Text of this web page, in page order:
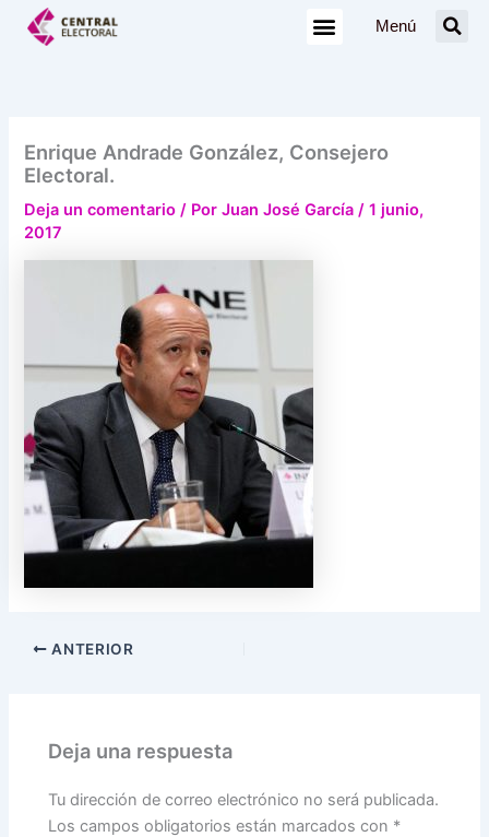
Menú
Enrique Andrade González, Consejero
Electoral.
Deja un comentario / PorJuan José García/1 junio,
2017
ANTERIOR
Deja una respuesta
Tu dirección de correo electrónico no será publicada.
Los campos obligatorios están marcados con *